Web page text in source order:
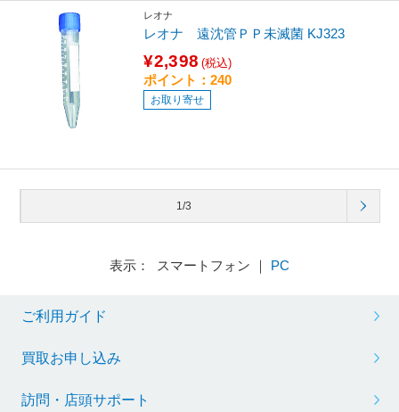
レオナ
レオナ 遠沈管ＰＰ未滅菌 KJ323
¥2,398 (税込)
ポイント：240
お取り寄せ
1/3
表示： スマートフォン ｜ PC
ご利用ガイド
買取お申し込み
訪問・店頭サポート